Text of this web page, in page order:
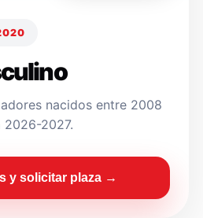
nacidos entre 2008
2026-2027.
y solicitar plaza →